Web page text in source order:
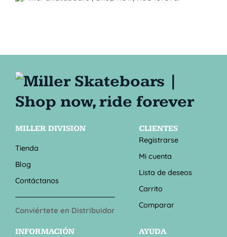
MILLER DIVISION
Tienda
Blog
Contáctanos
Conviértete en Distribuidor
CLIENTES
Registrarse
Mi cuenta
Lista de deseos
Carrito
Comparar
INFORMACIÓN
AYUDA